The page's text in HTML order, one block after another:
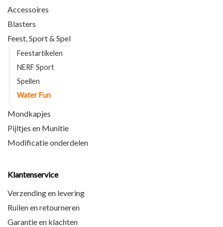
Accessoires
Blasters
Feest, Sport & Spel
Feestartikelen
NERF Sport
Spellen
Water Fun
Mondkapjes
Pijltjes en Munitie
Modificatie onderdelen
Klantenservice
Verzending en levering
Ruilen en retourneren
Garantie en klachten